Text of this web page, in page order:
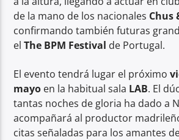
de la mano de los nacionales Chus
confirmando también futuras
elThe BPM Festival de Portugal.
El evento tendrá lugar el próximo
mayo en la habitual sala LAB. El
tantas noches de gloria ha dado a
acompañará al productor
citas señaladas para los amantes